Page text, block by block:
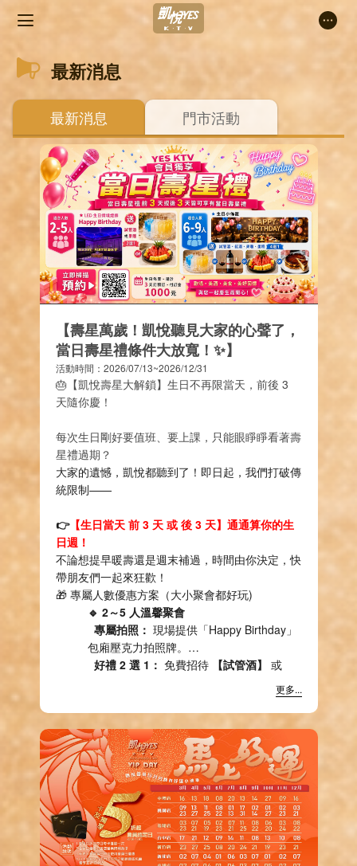
最新消息
最新消息 門市活動
【壽星萬歲！凱悅聽見大家的心聲了，
當日壽星禮條件大放寬！✨】
活動時間：2026/07/13~2026/12/31
🎂【凱悅壽星大解鎖】生日不再限當天，前後 3
天隨你慶！
每次生日剛好要值班、要上課， 只能眼睜睜看著壽
星禮過期？
大家的遺憾， 凱悅都聽到了！即日起， 我們打破傳
統限制——
👉【生日當天 前 3 天 或 後 3 天】通通算你的生
日週！
不論想提早暖壽還是週末補過， 時間由你決定，快
帶朋友們一起來狂歡！
🎁 專屬人數優惠方案（大小聚會都好玩)
🔹 2～5 人溫馨聚會
專屬拍照： 現場提供「Happy Birthday」
包廂壓克力拍照牌。
好禮 2 選 1： 免費招待 【試管酒】 或
儀式感滿分：提前 3 天預訂並支付 1000
元定金，免費幫您準備【生日小佈置】！
好禮 4 選 1：享超狂好禮
【試管酒、紅
酒、果盤、蛋糕】任選一款！
📢 貼心提醒
生日是一年一度的大事，別再被死板的規定
綁住！
這個月生日的主角們，快挑好日子、準備好
身分證，來凱悅讓我們好好招待你吧！
更多...